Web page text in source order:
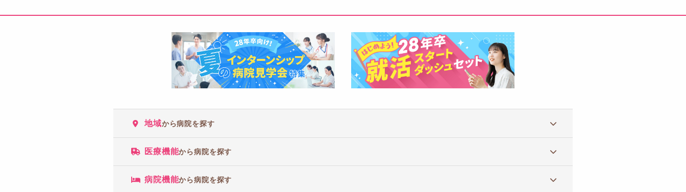
地域から病院を探す
医療機能から病院を探す
病院機能から病院を探す